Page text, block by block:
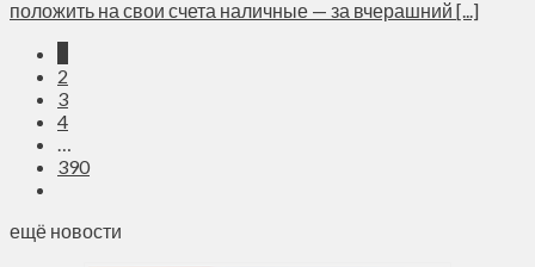
положить на свои счета наличные — за вчерашний [...]
2
3
4
…
390
ещё новости